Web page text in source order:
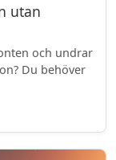
utan
och undrar
Du behöver